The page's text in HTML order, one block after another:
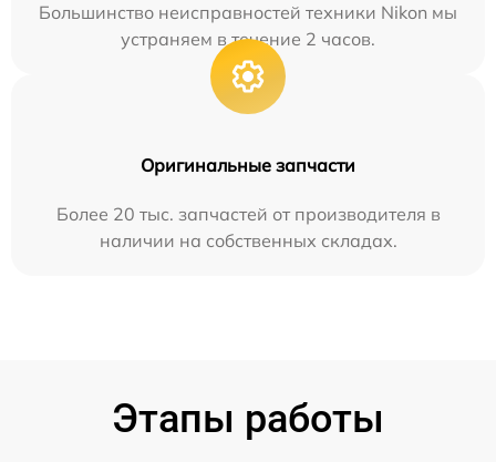
Большинство неисправностей техники Nikon мы
устраняем в течение 2 часов.
Оригинальные запчасти
Более 20 тыс. запчастей от производителя в
наличии на собственных складах.
Этапы работы